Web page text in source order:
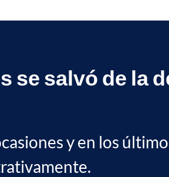
se salvó de la
y en los